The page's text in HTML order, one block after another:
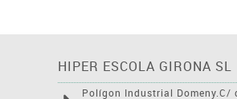
HIPER ESCOLA GIRONA SL
Polígon Industrial Domeny.C/